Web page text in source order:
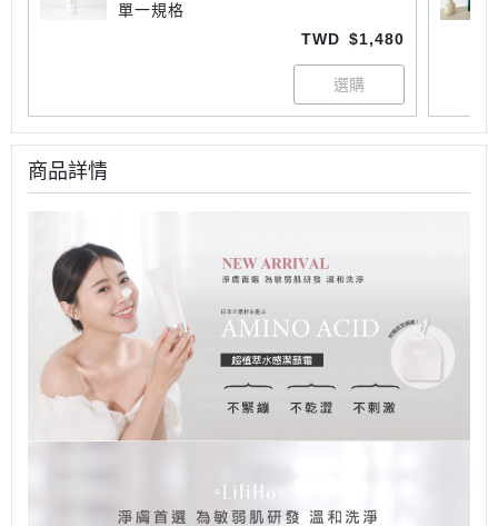
單一規格
TWD $1,480
商品詳情